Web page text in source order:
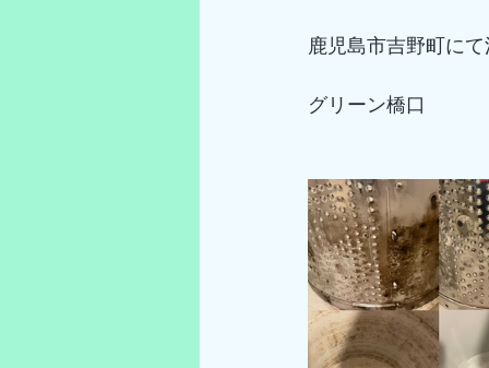
鹿児島市吉野町に
グリーン橋口